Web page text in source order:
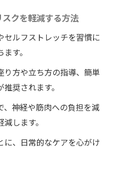
クを軽減する方法
ルフストレッチを習慣に
す。
り方や立ち方の指導、簡単
奨されます。
、神経や筋肉への負担を減
します。
、日常的なケアを心がけ